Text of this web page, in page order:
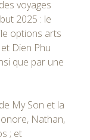
voyages
2025 : le
options arts
Dien Phu
que par une
My Son et la
Nathan,
; et